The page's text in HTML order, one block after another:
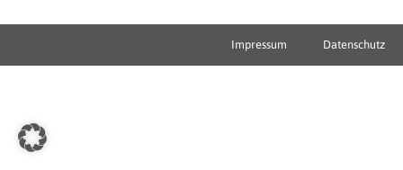
Impressum Datenschutz